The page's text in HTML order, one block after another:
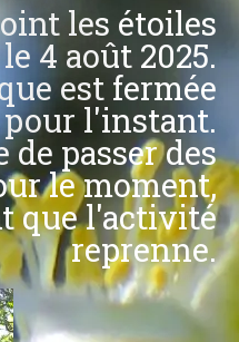
les étoiles
le 4 août 2025.
est fermée
pour l'instant.
passer des
le moment,
que l'activité
reprenne.